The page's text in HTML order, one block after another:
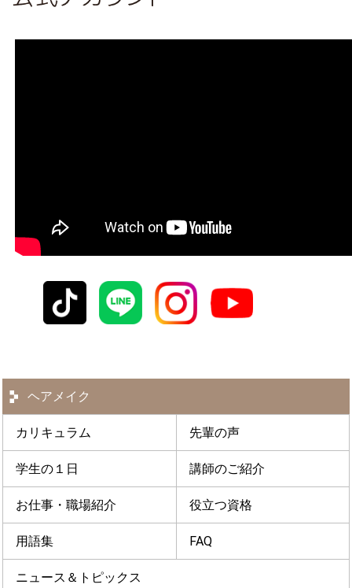
ヘアメイク
カリキュラム 先輩の声
学生の１日 講師のご紹介
お仕事・職場紹介 役立つ資格
用語集 FAQ
ニュース＆トピックス